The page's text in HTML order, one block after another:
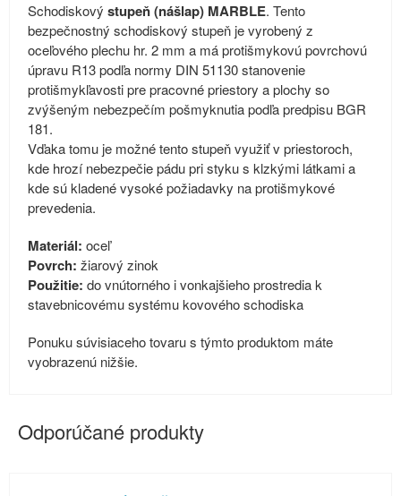
Schodiskový stupeň (nášlap) MARBLE. Tento
bezpečnostný schodiskový stupeň je vyrobený z
oceľového plechu hr. 2 mm a má protišmykovú povrchovú
úpravu R13 podľa normy DIN 51130 stanovenie
protišmykľavosti pre pracovné priestory a plochy so
zvýšeným nebezpečím pošmyknutia podľa predpisu BGR
181.
Vďaka tomu je možné tento stupeň využiť v priestoroch,
kde hrozí nebezpečie pádu pri styku s klzkými látkami a
kde sú kladené vysoké požiadavky na protišmykové
prevedenia.
Materiál: oceľ
Povrch: žiarový zinok
Použitie: do vnútorného i vonkajšieho prostredia k
stavebnicovému systému kovového schodiska
Ponuku súvisiaceho tovaru s týmto produktom máte
vyobrazenú nižšie.
Odporúčané produkty